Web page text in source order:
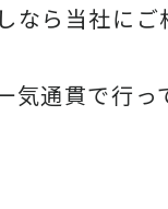
なら当社にご
気通貫で行っ